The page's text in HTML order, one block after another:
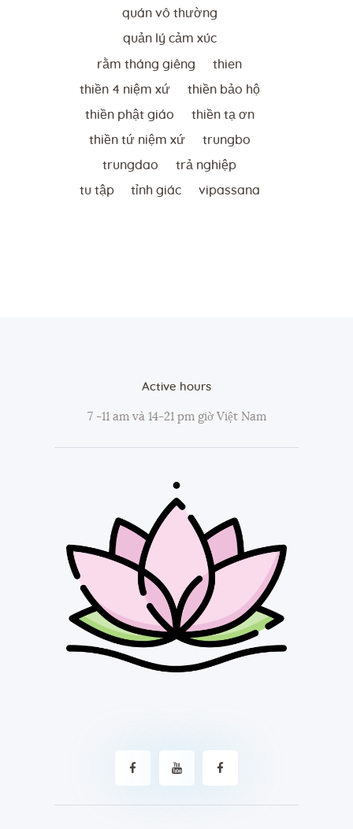
quán vô thường
quản lý cảm xúc
rằm tháng giêng thien
thiền 4 niệm xứ thiền bảo hộ
thiền phật giáo thiền tạ ơn
thiền tứ niệm xứ trungbo
trungdao trả nghiệp
tu tập tỉnh giác vipassana
Active hours
7 -11 am và 14-21 pm giờ Việt Nam